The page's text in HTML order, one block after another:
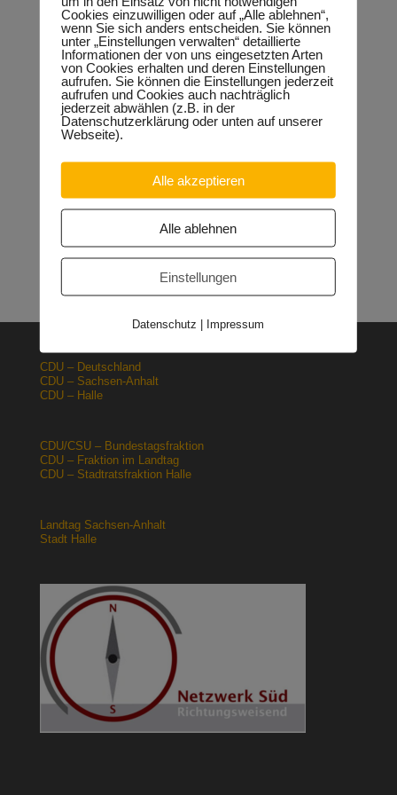
Neueste Beiträge
Sondervermögen für die Europachaussee richtige
Entscheidung! 30.04.2026
Halle: Erhöhung der Gewerbesteuer ist falsches Signal
26.03.2026
Orgacid-Altlasten: Bund und Land mit in der Verantwortung
15.02.2026
Halle: Sondervermögen Infrastruktur für die Europachaussee
Lehrpläne: Grundsteine für spätere Ausbildung werden in der
Grundschule gelegt 23.01.2026
CDU – Deutschland
CDU – Sachsen-Anhalt
CDU – Halle
CDU/CSU – Bundestagsfraktion
CDU – Fraktion im Landtag
CDU – Stadtratsfraktion Halle
Landtag Sachsen-Anhalt
Stadt Halle
Cookies einzuwilligen oder auf „Alle ablehnen“,
wenn Sie sich anders entscheiden. Sie können
unter „Einstellungen verwalten“ detaillierte
Informationen der von uns eingesetzten Arten
von Cookies erhalten und deren Einstellungen
aufrufen. Sie können die Einstellungen jederzeit
aufrufen und Cookies auch nachträglich
jederzeit abwählen (z.B. in der
Datenschutzerklärung oder unten auf unserer
Webseite).
Alle akzeptieren
Alle ablehnen
Einstellungen
Datenschutz | Impressum